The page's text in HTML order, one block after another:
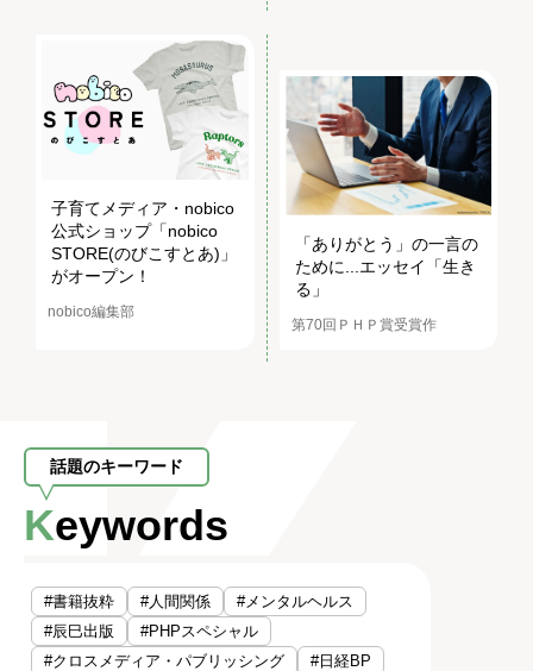
子育てメディア・nobico
公式ショップ「nobico
STORE(のびこすとあ)」
がオープン！
nobico編集部
「ありがとう」の一言の
ために...エッセイ「生き
る」
第70回ＰＨＰ賞受賞作
話題のキーワード
Keywords
#書籍抜粋 #人間関係
#メンタルヘルス
#辰巳出版
#PHPスペシャル
#クロスメディア・パブリッシング
#日経BP